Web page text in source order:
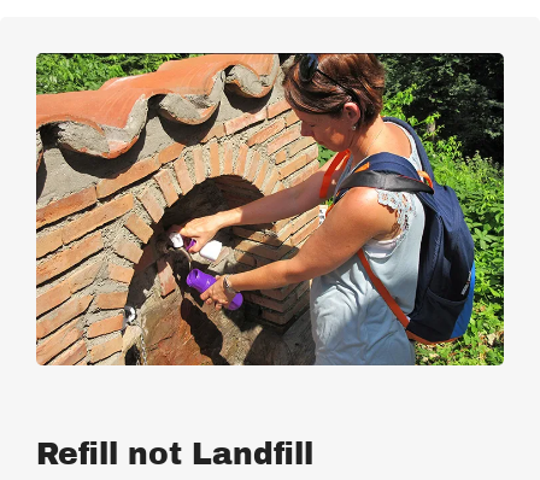
Refill not Landfill